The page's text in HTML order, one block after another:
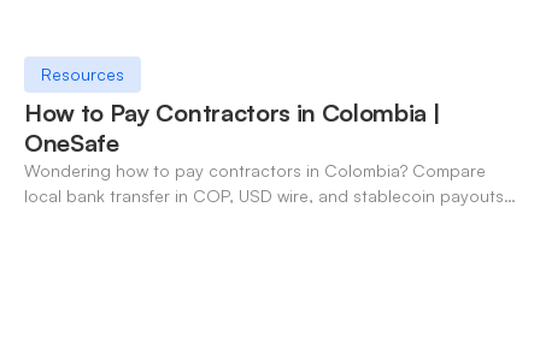
Resources
How to Pay Contractors in Colombia |
OneSafe
Wondering how to pay contractors in Colombia? Compare
local bank transfer in COP, USD wire, and stablecoin payouts.